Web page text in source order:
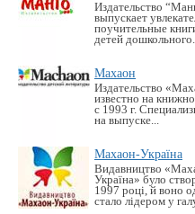
Издательство
выпускает
поучительные
детей
Махаон
Издательство
известно на
с 1993 г.
на выпуске...
Махаон-Україна
Видавництво
Україна» було
1997 році, й воно
стало лідером у